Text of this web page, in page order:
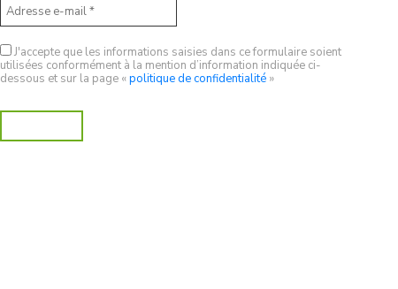
J'accepte que les informations saisies dans ce formulaire soient
utilisées conformément à la mention d’information indiquée ci-
dessous et sur la page «politique de confidentialité»